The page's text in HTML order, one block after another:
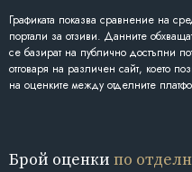
Графиката показва сравнение на
портали за отзиви. Данните
се базират на публично достъпни
отговаря на различен сайт, което
на оценките между отделните
Брой оценки по